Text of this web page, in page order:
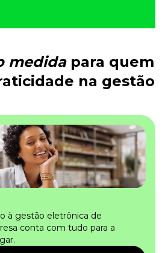
medidapara quem
na gestão
à gestão eletrônica de
conta com tudo para a